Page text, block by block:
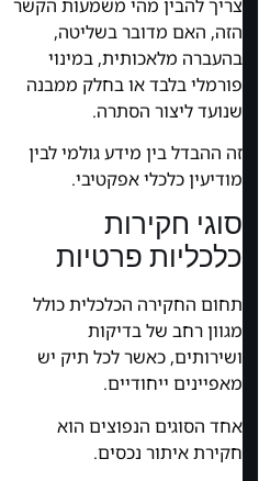
צריך להבין מהי משמעות הקשר
הזה, האם מדובר בשליטה,
בהעברה מלאכותית, במינוי
פורמלי בלבד או בחלק ממבנה
שנועד ליצור הסתרה.
זה ההבדל בין מידע גולמי לבין
מודיעין כלכלי אפקטיבי.
סוגי חקירות
כלכליות פרטיות
תחום החקירה הכלכלית כולל
מגוון רחב של בדיקות
ושירותים, כאשר לכל תיק יש
מאפיינים ייחודיים.
אחד הסוגים הנפוצים הוא
חקירת איתור נכסים.